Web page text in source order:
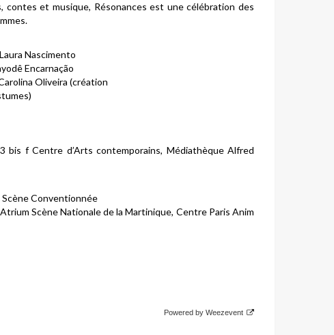
contes et musique, Résonances est une célébration des
Nascimento
Encarnação
Oliveira (création
bis f Centre d’Arts contemporains, Médiathèque Alfred
Scène Conventionnée
Scène Nationale de la Martinique, Centre Paris Anim
Powered by Weezevent